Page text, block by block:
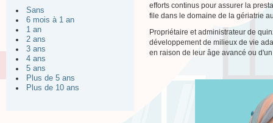
Sans
6 mois à 1 an
1 an
2 ans
3 ans
4 ans
5 ans
Plus de 5 ans
Plus de 10 ans
efforts continus pour assurer la
file dans le domaine de la gériatrie
Propriétaire et administrateur de
développement de milieux de vie
en raison de leur âge avancé ou